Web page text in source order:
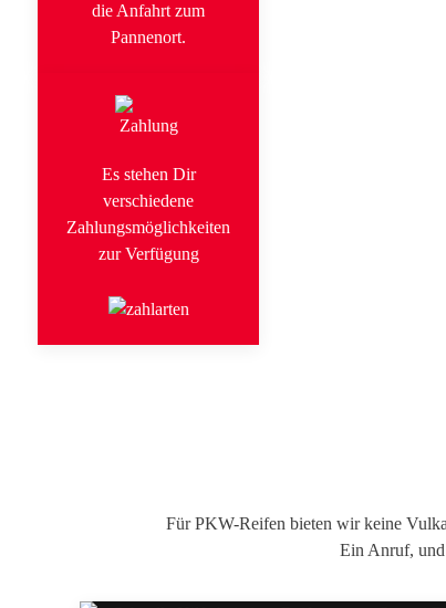
die Anfahrt zum
Pannenort.
Es stehen Dir
verschiedene
Zahlungsmöglichkeiten
zur Verfügung
Für PKW-Reifen bieten wir keine
Ein Anruf, und